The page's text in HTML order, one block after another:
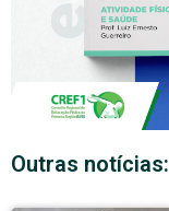
Outras notícias: